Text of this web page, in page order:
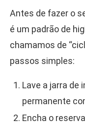
Antes de fazer o
é um padrão de
chamamos de
passos simples:
Lave a jarra de
permanente
Encha o